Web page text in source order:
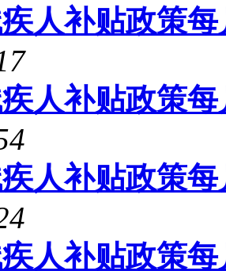
人补贴政策
人补贴政策
人补贴政策
人补贴政策